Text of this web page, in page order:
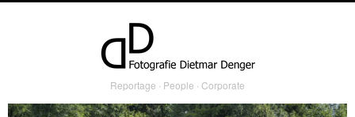
Reportage ∙ People ∙ Corporate